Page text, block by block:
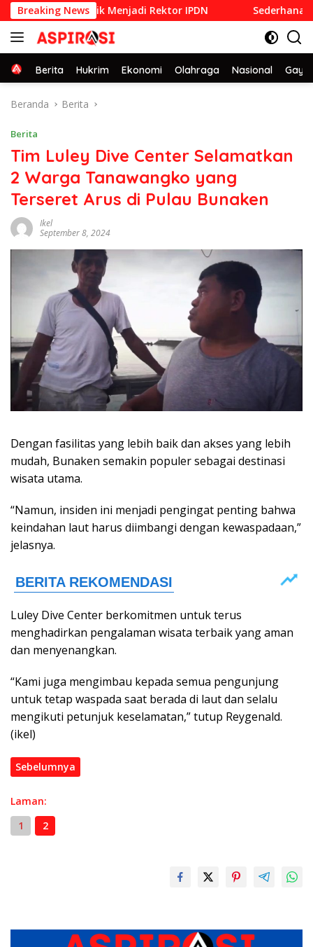
Langsung
ke
konten
Breaking News
yang Dilantik Menjadi Rektor IPDN Sederhana dan
Home
Berita Hukrim Ekonomi Olahraga Nasional Gaya
Beranda Berita
Berita
Tim Luley Dive Center Selamatkan
2 Warga Tanawangko yang
Terseret Arus di Pulau Bunaken
Ikel
September 8, 2024
Dengan fasilitas yang lebih baik dan akses yang lebih
mudah, Bunaken semakin populer sebagai destinasi
wisata utama.
“Namun, insiden ini menjadi pengingat penting bahwa
keindahan laut harus diimbangi dengan kewaspadaan,”
jelasnya.
Luley Dive Center berkomitmen untuk terus
menghadirkan pengalaman wisata terbaik yang aman
dan menyenangkan.
“Kami juga mengimbau kepada semua pengunjung
untuk tetap waspada saat berada di laut dan selalu
mengikuti petunjuk keselamatan,” tutup Reygenald.
(ikel)
Sebelumnya
Laman:
1
2